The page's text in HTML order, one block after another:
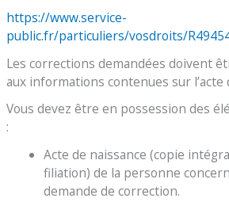
https://www.service-
public.fr/particuliers/vosdroits/
Les corrections demandées doivent
aux informations contenues sur l’acte
Vous devez être en possession des
:
Acte de naissance (copie
filiation) de la personne
demande de correction.